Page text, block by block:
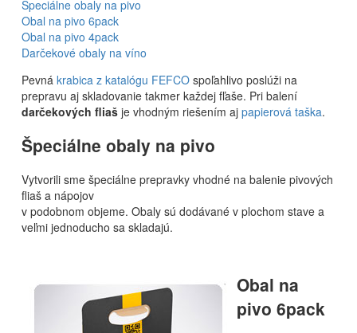
Špeciálne obaly na pivo
Obal na pivo 6pack
Obal na pivo 4pack
Darčekové obaly na víno
Pevná krabica z katalógu FEFCO spoľahlivo poslúži na
prepravu aj skladovanie takmer každej fľaše. Pri balení
darčekových fliaš je vhodným riešením aj papierová taška.
Špeciálne obaly na pivo
Vytvorili sme špeciálne prepravky vhodné na balenie pivových
fliaš a nápojov
v podobnom objeme. Obaly sú dodávané v plochom stave a
veľmi jednoducho sa skladajú.
Obal na
pivo 6pack